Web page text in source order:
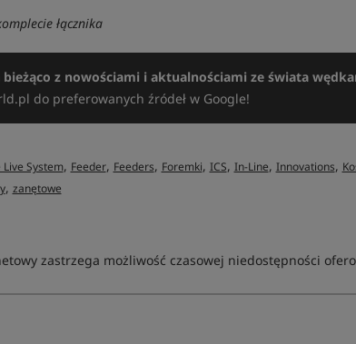
łącznika
bieżąco z nowościami i aktualnościami ze świata
do preferowanych źródeł w Google!
System, Feeder, Feeders, Foremki, ICS, In-Line, Innovations,
, zanętowe
zastrzega możliwość czasowej niedostępności